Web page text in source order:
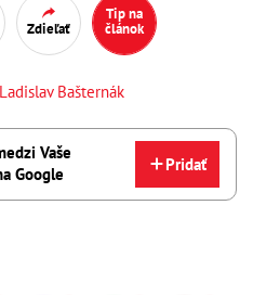
Zdieľať
Tip na
článok
Ladislav Bašternák
Vaše
Google
Pridať